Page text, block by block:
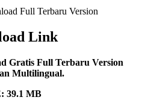
Link
Gratis Full Terbaru Version
Multilingual.
39.1 MB